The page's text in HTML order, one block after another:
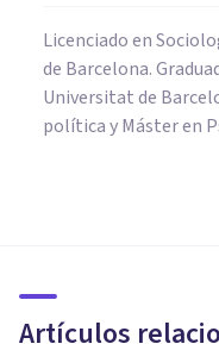
Licenciado en
de Barcelona.
Universitat de
política y Máster en
Artículos
estrés: